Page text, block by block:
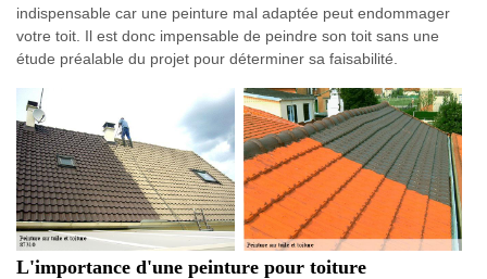
indispensable car une peinture mal adaptée peut endommager
votre toit. Il est donc impensable de peindre son toit sans une
étude préalable du projet pour déterminer sa faisabilité.
L'importance d'une peinture pour toiture